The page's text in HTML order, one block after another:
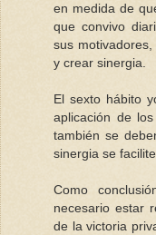
en medida de
que convivo
sus
y crear sinergia.
El sexto hábito
aplicación de
también se
sinergia se
Como
necesario estar
de la victoria